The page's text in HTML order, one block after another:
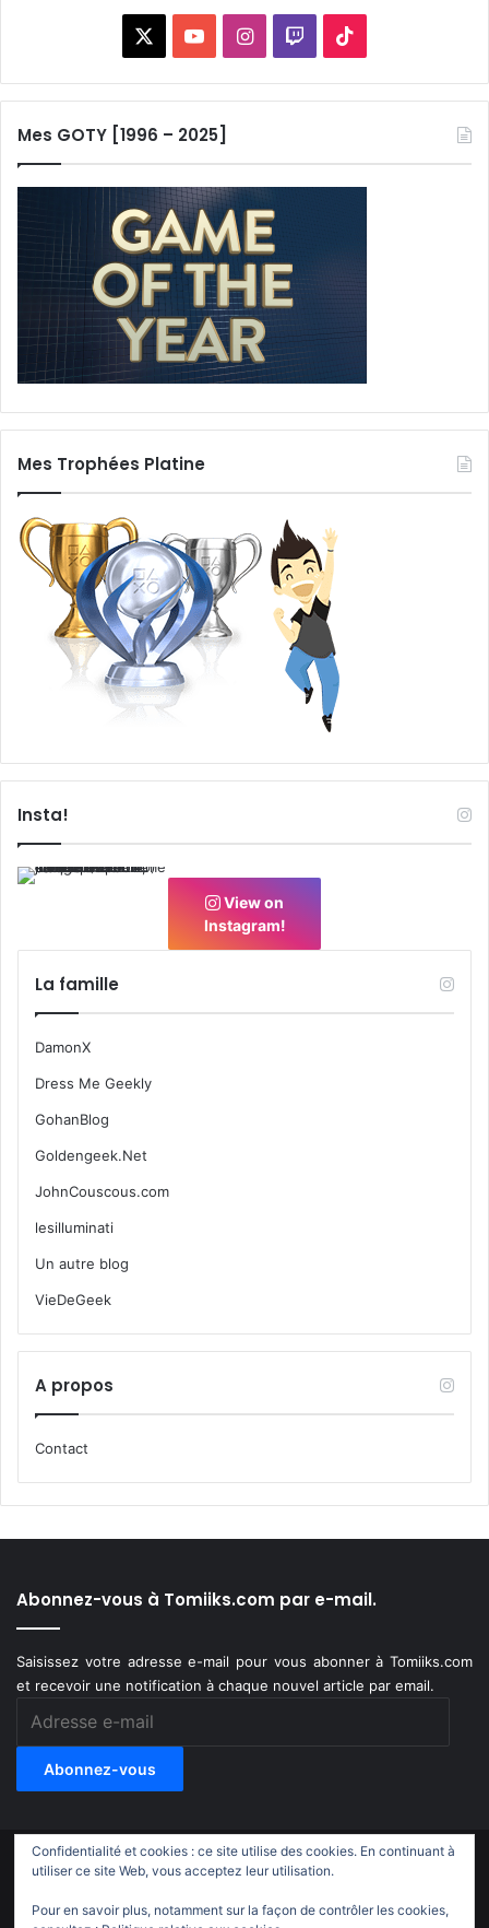
YouTubeInstagram
Twitch
Mes GOTY [1996 – 2025]
Mes Trophées Platine
Insta!
View on
Instagram!
La famille
DamonX
Dress Me Geekly
GohanBlog
Goldengeek.Net
JohnCouscous.com
lesilluminati
Un autre blog
VieDeGeek
A propos
Contact
Abonnez-vous à Tomiiks.com par e-mail.
Saisissez votre adresse e-mail pour vous abonner à Tomiiks.com
et recevoir une notification à chaque nouvel article par email.
Abonnez-vous
© Copyright 2011-2018, All Rights Reserved |
X YouTubeInstagram
TwitchTikTok
Confidentialité et cookies : ce site utilise des cookies. En continuant à
utiliser ce site Web, vous acceptez leur utilisation.
Pour en savoir plus, notamment sur la façon de contrôler les cookies,